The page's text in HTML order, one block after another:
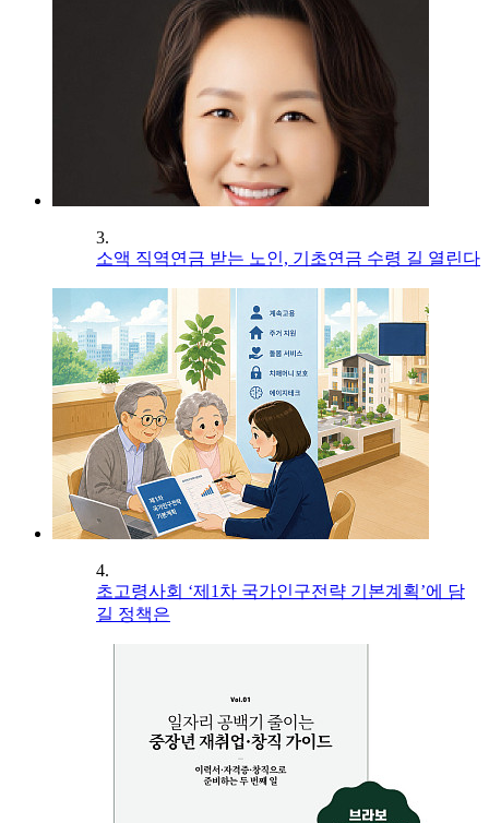
3.
소액 직역연금 받는 노인, 기초연금 수령 길 열린다
4.
초고령사회 ‘제1차 국가인구전략 기본계획’에 담
길 정책은